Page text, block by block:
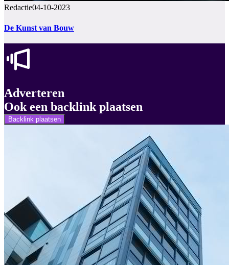
Redactie04-10-2023
De Kunst van Bouw
Adverteren
Ook een backlink plaatsen
Backlink plaatsen